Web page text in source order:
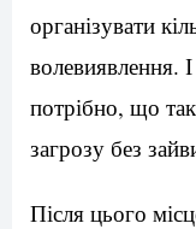
організувати
волевиявлення.
потрібно, що
загрозу без
Після цього